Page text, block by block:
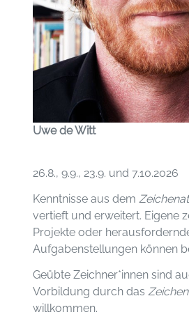
Uwe de Witt
26.8., 9.9., 23.9. und 7.10.2026
Kenntnisse aus dem
vertieft und erweitert. Eigene
Projekte oder
Aufgabenstellungen können
Geübte Zeichner*innen sind
Vorbildung durch das
willkommen.